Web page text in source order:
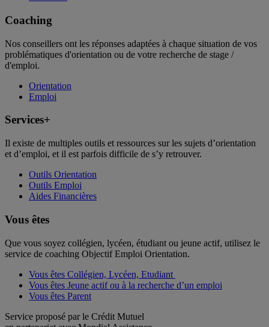
Coaching
Nos conseillers ont les réponses adaptées à chaque situation de vos
problématiques d'orientation ou de votre recherche de stage /
d'emploi.
Orientation
Emploi
Services+
Il existe de multiples outils et ressources sur les sujets d’orientation
et d’emploi, et il est parfois difficile de s’y retrouver.
Outils Orientation
Outils Emploi
Aides Financières
Vous êtes
Que vous soyez collégien, lycéen, étudiant ou jeune actif, utilisez le
service de coaching Objectif Emploi Orientation.
Vous êtes Collégien, Lycéen, Etudiant
Vous êtes Jeune actif ou à la recherche d’un emploi
Vous êtes Parent
Service proposé par le Crédit Mutuel